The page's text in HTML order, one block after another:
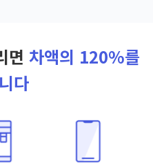
면 차액의 120%를
다